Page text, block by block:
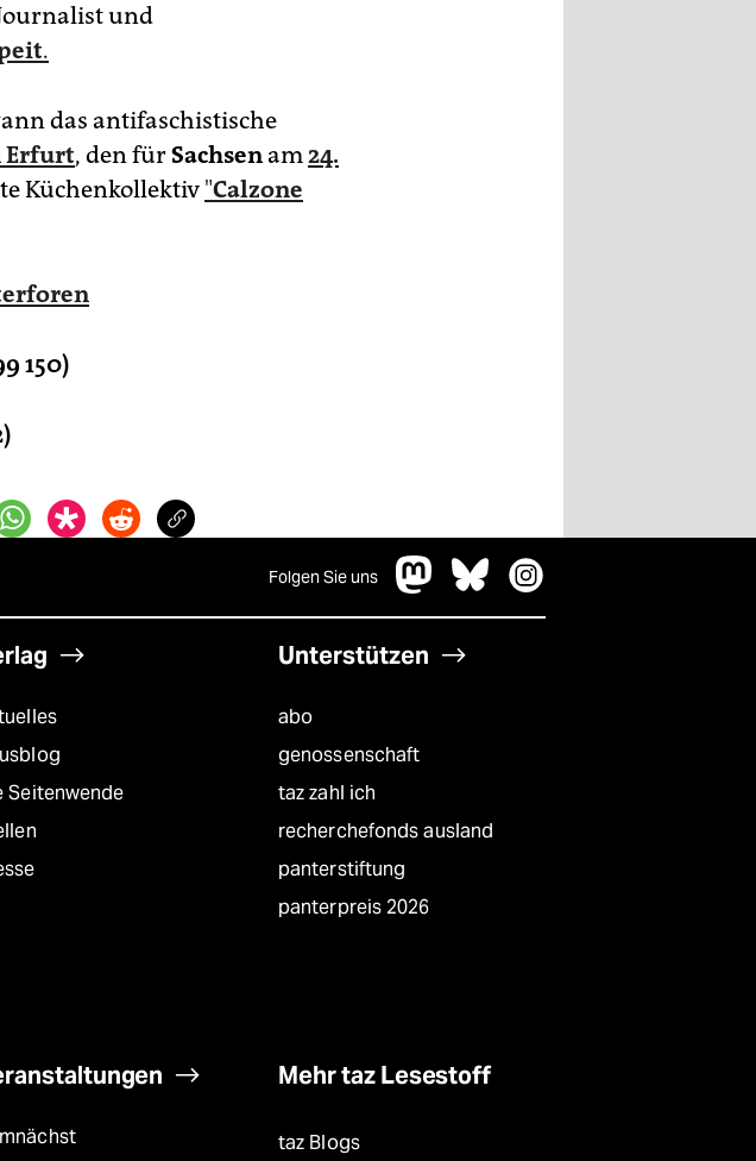
und
.
das antifaschistische
Erfurt, den fürSachsenam24.
Küchenkollektiv "Calzone
150)
Folgen Sie uns
Seitenwende
Unterstützen
abo
genossenschaft
taz zahl ich
recherchefonds ausland
panterstiftung
panterpreis 2026
Mehr taz Lesestoff
taz Blogs